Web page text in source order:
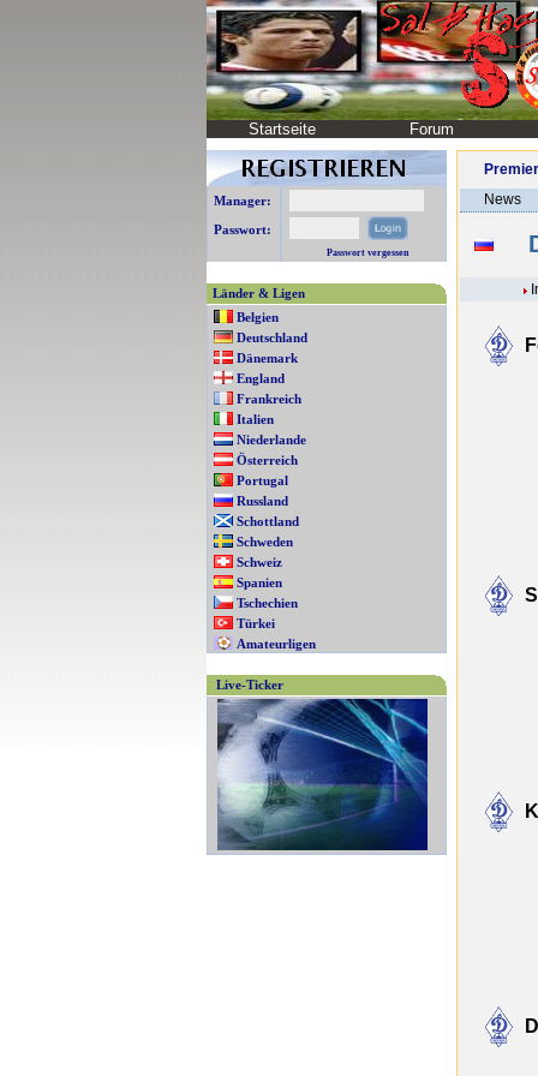
Startseite Forum
Manager:
Passwort:
Passwort vergessen
Länder & Ligen
Belgien
Deutschland
Dänemark
England
Frankreich
Italien
Niederlande
Österreich
Portugal
Russland
Schottland
Schweden
Schweiz
Spanien
Tschechien
Türkei
Amateurligen
Live-Ticker
News